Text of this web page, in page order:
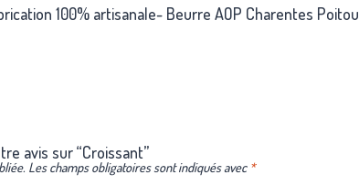
100% artisanale- Beurre AOP Charentes Poitou
avis sur “Croissant”
Les champs obligatoires sont indiqués avec *